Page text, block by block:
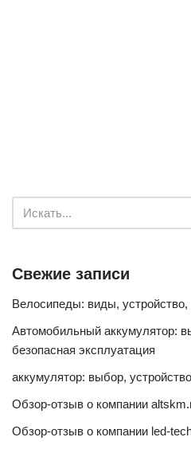
Свежие записи
Велосипеды: виды,
Автомобильный аккумулятор:
безопасная эксплуатация
аккумулятор: выбор,
Обзор-отзыв о компании
Обзор-отзыв о компании led-